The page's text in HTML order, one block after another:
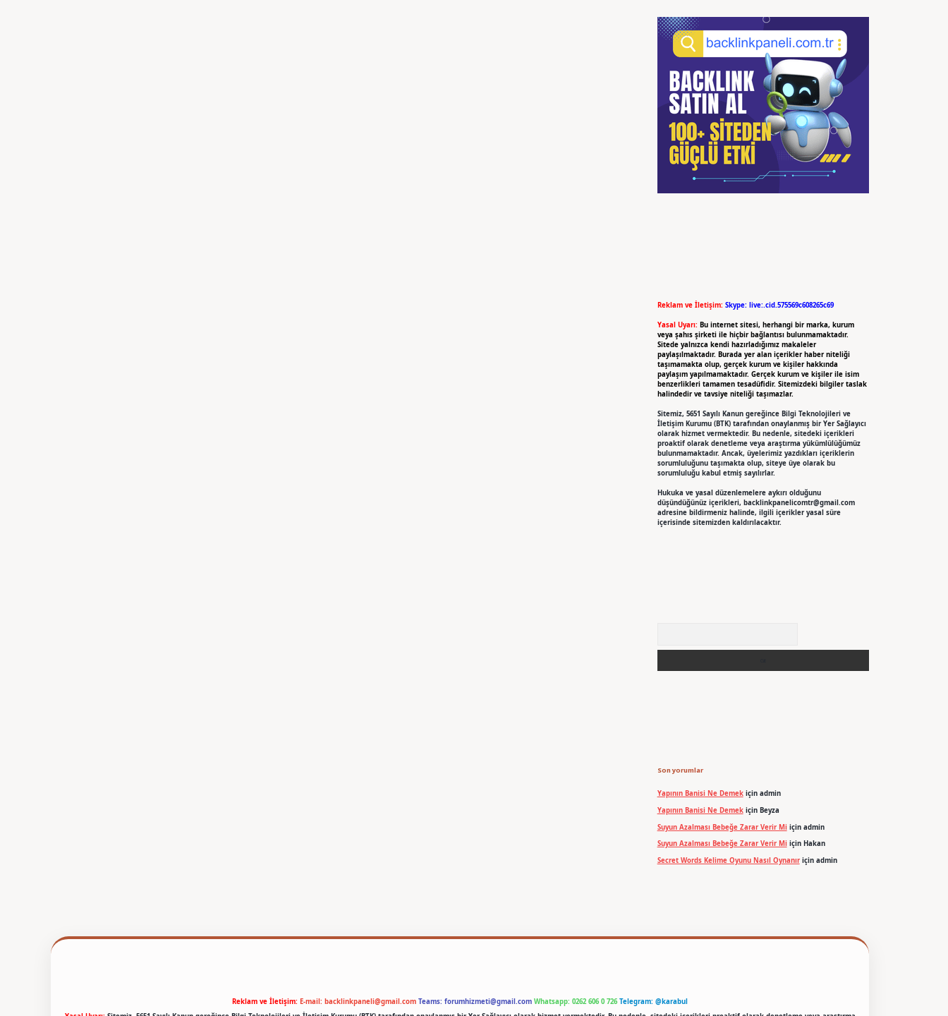
Reklam ve İletişim: Skype: live:.cid.575569c608265c69
Yasal Uyarı: Bu internet sitesi, herhangi bir marka, kurum
veya şahıs şirketi ile hiçbir bağlantısı bulunmamaktadır.
Sitede yalnızca kendi hazırladığımız makaleler
paylaşılmaktadır. Burada yer alan içerikler haber niteliği
taşımamakta olup, gerçek kurum ve kişiler hakkında
paylaşım yapılmamaktadır. Gerçek kurum ve kişiler ile isim
benzerlikleri tamamen tesadüfidir. Sitemizdeki bilgiler taslak
halindedir ve tavsiye niteliği taşımazlar.
Sitemiz, 5651 Sayılı Kanun gereğince Bilgi Teknolojileri ve
İletişim Kurumu (BTK) tarafından onaylanmış bir Yer Sağlayıcı
olarak hizmet vermektedir. Bu nedenle, sitedeki içerikleri
proaktif olarak denetleme veya araştırma yükümlülüğümüz
bulunmamaktadır. Ancak, üyelerimiz yazdıkları içeriklerin
sorumluluğunu taşımakta olup, siteye üye olarak bu
sorumluluğu kabul etmiş sayılırlar.
Hukuka ve yasal düzenlemelere aykırı olduğunu
düşündüğünüz içerikleri, backlinkpanelicomtr@gmail.com
adresine bildirmeniz halinde, ilgili içerikler yasal süre
içerisinde sitemizden kaldırılacaktır.
Son yorumlar
Yapının Banisi Ne Demekiçin admin
Yapının Banisi Ne Demekiçin Beyza
Suyun Azalması Bebeğe Zarar Verir Miiçin admin
Suyun Azalması Bebeğe Zarar Verir Miiçin Hakan
Secret Words Kelime Oyunu Nasıl Oynanıriçin admin
Reklam ve İletişim: E-mail: backlinkpaneli@gmail.com Teams: forumhizmeti@gmail.com Whatsapp: 0262 606 0 726 Telegram: @karabul